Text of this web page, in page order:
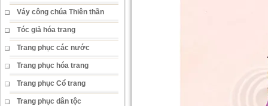
Váy công chúa Thiên thần
Tóc giả hóa trang
Trang phục các nước
Trang phục hóa trang
Trang phục Cổ trang
Trang phục dân tộc